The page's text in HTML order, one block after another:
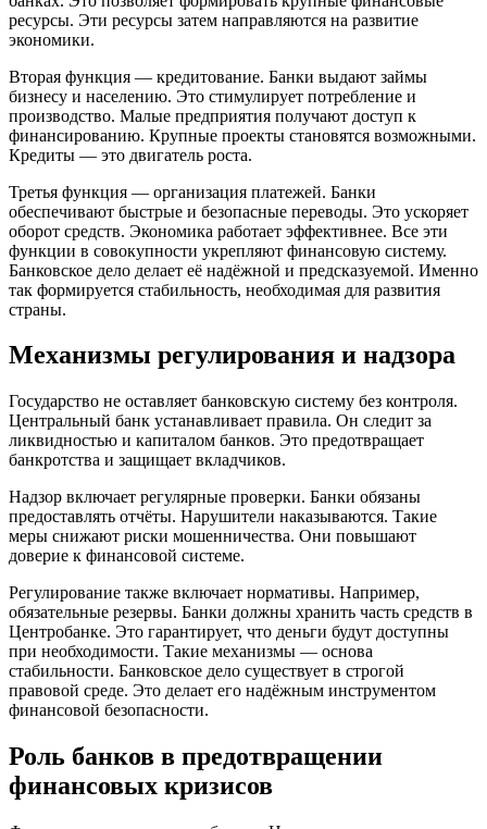
ресурсы. Эти ресурсы затем направляются на развитие
экономики.
Вторая функция — кредитование. Банки выдают займы
бизнесу и населению. Это стимулирует потребление и
производство. Малые предприятия получают доступ к
финансированию. Крупные проекты становятся возможными.
Кредиты — это двигатель роста.
Третья функция — организация платежей. Банки
обеспечивают быстрые и безопасные переводы. Это ускоряет
оборот средств. Экономика работает эффективнее. Все эти
функции в совокупности укрепляют финансовую систему.
Банковское дело делает её надёжной и предсказуемой. Именно
так формируется стабильность, необходимая для развития
страны.
Механизмы регулирования и надзора
Государство не оставляет банковскую систему без контроля.
Центральный банк устанавливает правила. Он следит за
ликвидностью и капиталом банков. Это предотвращает
банкротства и защищает вкладчиков.
Надзор включает регулярные проверки. Банки обязаны
предоставлять отчёты. Нарушители наказываются. Такие
меры снижают риски мошенничества. Они повышают
доверие к финансовой системе.
Регулирование также включает нормативы. Например,
обязательные резервы. Банки должны хранить часть средств в
Центробанке. Это гарантирует, что деньги будут доступны
при необходимости. Такие механизмы — основа
стабильности. Банковское дело существует в строгой
правовой среде. Это делает его надёжным инструментом
финансовой безопасности.
Роль банков в предотвращении
финансовых кризисов